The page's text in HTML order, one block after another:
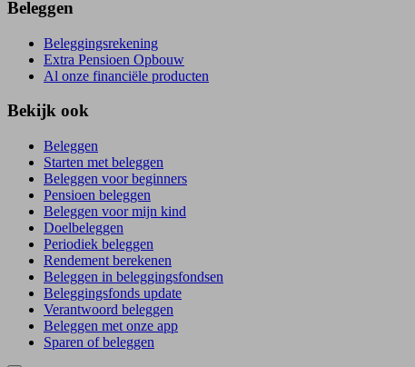
Beleggen
Beleggingsrekening
Extra Pensioen Opbouw
Al onze financiële producten
Bekijk ook
Beleggen
Starten met beleggen
Beleggen voor beginners
Pensioen beleggen
Beleggen voor mijn kind
Doelbeleggen
Periodiek beleggen
Rendement berekenen
Beleggen in beleggingsfondsen
Beleggingsfonds update
Verantwoord beleggen
Beleggen met onze app
Sparen of beleggen